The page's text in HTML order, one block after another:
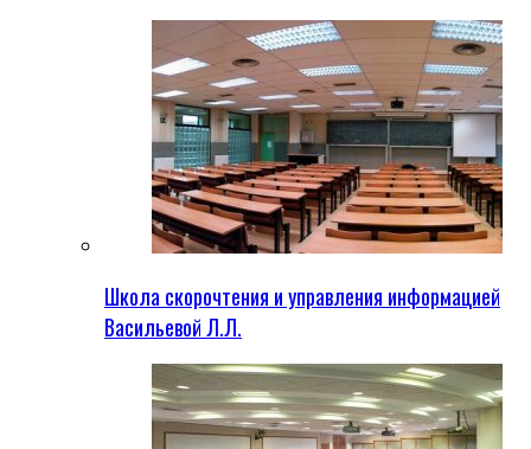
Школа скорочтения и управления информацией
Васильевой Л.Л.